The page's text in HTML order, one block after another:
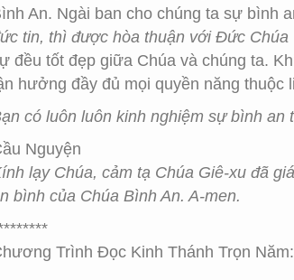
An. Ngài ban cho chúng ta sự bình
tin, thì được hòa thuận với Đức
đều tốt đẹp giữa Chúa và chúng ta.
hưởng đầy đủ mọi quyền năng
có luôn luôn kinh nghiệm sự bình
Nguyện
lạy Chúa, cảm tạ Chúa Giê-xu đã
bình của Chúa Bình An. A-men.
Trình Đọc Kinh Thánh Trọn